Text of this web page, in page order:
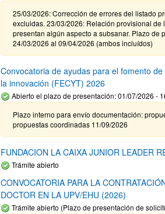
25/03/2026: Corrección de errores del listado
excluidas. 23/03/2026: Relación provisional de
presentan algún aspecto a subsanar. Plazo de
24/03/2026 al 09/04/2026 (ambos incluídos)
Convocatoria de ayudas para el fomento
la innovación (FECYT) 2026
Abierto el plazo de presentación: 01/07/2026 -
Plazo interno para envío documentación:
propuestas coordinadas 11/09/2026
FUNDACION LA CAIXA JUNIOR LEADER
Trámite abierto
CONVOCATORIA PARA LA
DOCTOR EN LA UPV/EHU (2026)
Trámite abierto (Plazo de presentación de